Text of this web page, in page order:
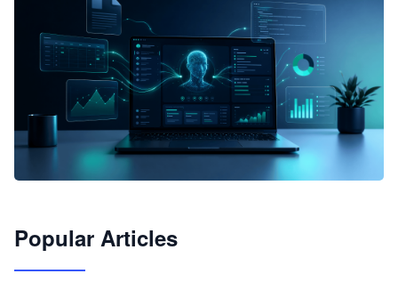
JimoClaw 桌面 AI Agent 工作台
Popular Articles